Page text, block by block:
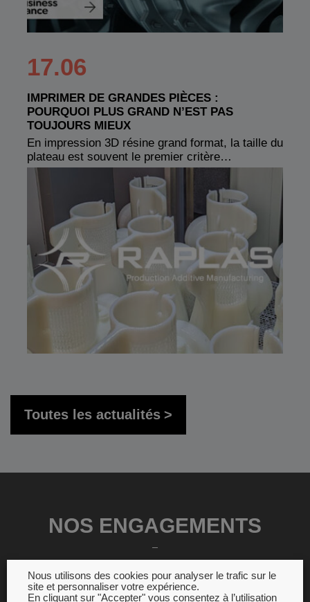
17.06
IMPRIMER DE GRANDES PIÈCES :
POURQUOI PLUS GRAND N’EST PAS
TOUJOURS MIEUX
En impression 3D résine grand format, la taille du
plateau est souvent le premier critère…
Toutes les actualités
NOS ENGAGEMENTS
Nous utilisons des cookies pour analyser le trafic sur le
site et personnaliser votre expérience.
En cliquant sur "Accepter" vous consentez à l’utilisation